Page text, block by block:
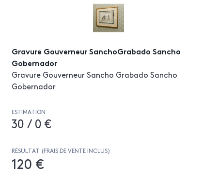
Gravure Gouverneur SanchoGrabado Sancho
Gobernador
Gravure Gouverneur Sancho Grabado Sancho
Gobernador
ESTIMATION
30 / 0 €
RÉSULTAT (FRAIS DE VENTE INCLUS)
120 €